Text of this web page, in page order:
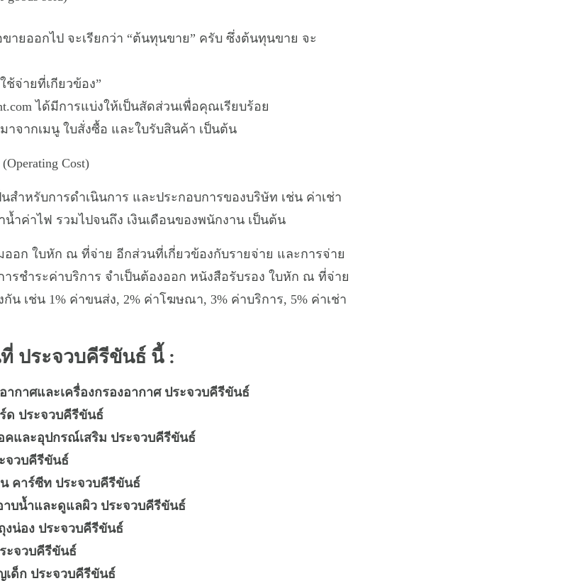
ายออกไป จะเรียกว่า “ต้นทุนขาย” ครับ ซึ่งต้นทุนขาย จะ
จ่ายที่เกียวข้อง”
ได้มีการแบ่งให้เป็นสัดส่วนเพื่อคุณเรียบร้อย
จากเมนู ใบสั่งซื้อ และใบรับสินค้า เป็นต้น
Cost)
สำหรับการดำเนินการ และประกอบการของบริษัท เช่น ค่าเช่า
ค่าไฟ รวมไปจนถึง เงินเดือนของพนักงาน เป็นต้น
อก ใบหัก ณ ที่จ่าย อีกส่วนที่เกี่ยวข้องกับรายจ่าย และการจ่าย
รชำระค่าบริการ จำเป็นต้องออก หนังสือรับรอง ใบหัก ณ ที่จ่าย
เช่น 1% ค่าขนส่ง, 2% ค่าโฆษณา, 3% ค่าบริการ, 5% ค่าเช่า
ประจวบคีรีขันธ์ นี้ :
กาศและเครื่องกรองอากาศ ประจวบคีรีขันธ์
ด ประจวบคีรีขันธ์
และอุปกรณ์เสริม ประจวบคีรีขันธ์
จวบคีรีขันธ์
คาร์ซีท ประจวบคีรีขันธ์
บน้ำและดูแลผิว ประจวบคีรีขันธ์
งน่อง ประจวบคีรีขันธ์
ะจวบคีรีขันธ์
ด็ก ประจวบคีรีขันธ์